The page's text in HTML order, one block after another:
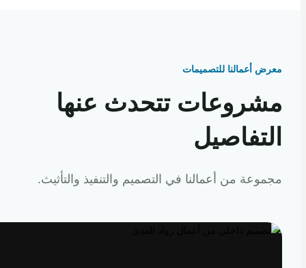
أعمالنا للتصميمات
تتحدث عنها
من أعمالنا في التصميم والتنفيذ والتأثيث.